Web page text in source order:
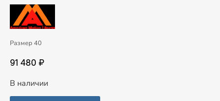
Размер 40
91 480 ₽
В наличии